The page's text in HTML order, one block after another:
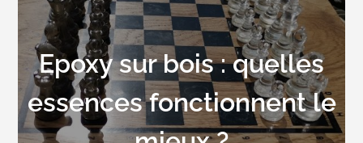
Epoxy sur bois : quelles
essences fonctionnent le